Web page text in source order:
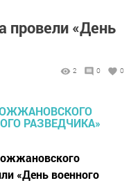
провели «День
2 0 0
«День военного